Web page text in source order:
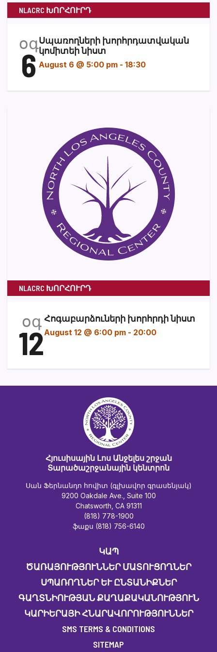
NLACRC ԽՈՐՀՈՒՐԴ
օգ
6
Սպառողների խորհրդատվական
կոմիտեի նիստ
August 6 @ 5:00 pm - 18:30
NLACRC ԽՈՐՀՈՒՐԴ
օգ
12
Հոգաբարձուների խորհրդի նիստ
August 12 @ 6:00 pm - 20:00
Հյուսիսային Լոս Անջելես շրջան
Տարածաշրջանային կենտրոն
Սան Ֆերնանդո հովիտ (գլխավոր գրասենյակ)
9200 Oakdale Ave., Suite 100
Chatsworth, CA 91311
(818) 778-1900
ֆաքս (818) 756-6140
ԿԱՊ
ԾԱՌԱՅՈՒԹՅՈՒՆՆԵՐ ՄԱՏՈՒՑՈՂՆԵՐ
ՍՊԱՌՈՂՆԵՐ ԵՒ ԸՆՏԱՆԻՔՆԵՐ
ԳԱՂՏՆԻՈՒԹՅԱՆ ՔԱՂԱՔԱԿԱՆՈՒԹՅՈՒՆ
ԿԱՐԻԵՐԱՅԻ ՀՆԱՐԱՎՈՐՈՒԹՅՈՒՆՆԵՐ
SMS TERMS & CONDITIONS
SITEMAP